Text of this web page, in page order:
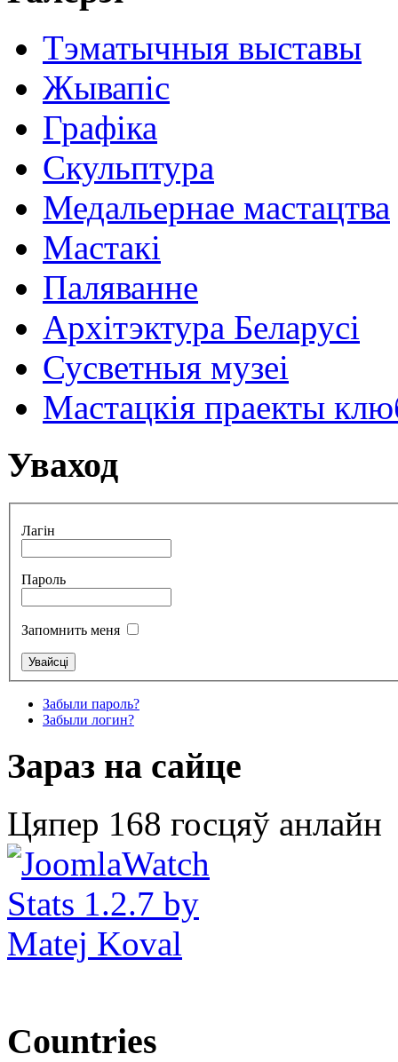
Тэматычныя выставы
Жывапіс
Графіка
Скульптура
Медальернае мастацтва
Мастакі
Паляванне
Архітэктура Беларусі
Сусветныя музеі
Мастацкія праекты
Уваход
Лагін
Пароль
Запомнить меня
Забыли пароль?
Забыли логин?
Зараз на сайце
Цяпер 168 госцяў анлайн
Countries